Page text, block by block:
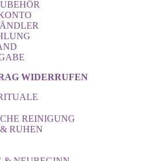
WIDERRUFEN
REINIGUNG
RUHEN